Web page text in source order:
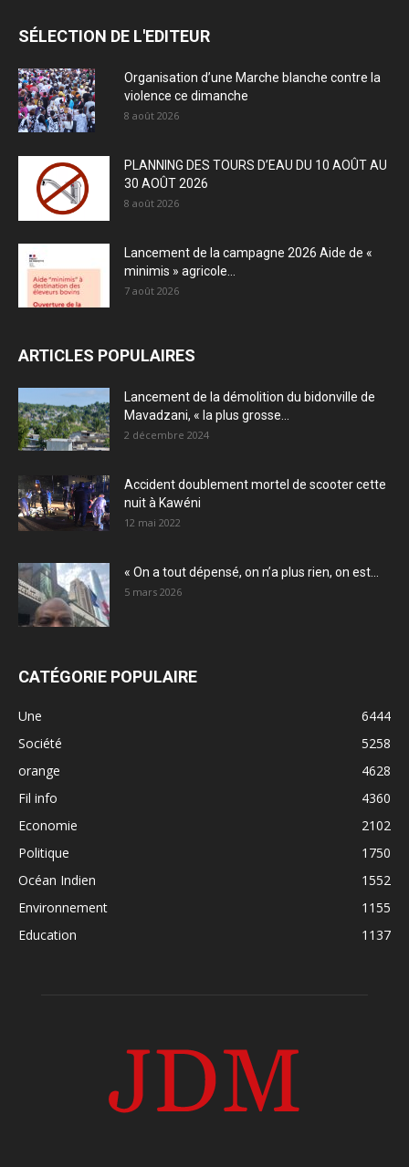
SÉLECTION DE L'EDITEUR
Organisation d’une Marche blanche contre la
violence ce dimanche
8 août 2026
PLANNING DES TOURS D’EAU DU 10 AOÛT AU
30 AOÛT 2026
8 août 2026
Lancement de la campagne 2026 Aide de «
minimis » agricole...
7 août 2026
ARTICLES POPULAIRES
Lancement de la démolition du bidonville de
Mavadzani, « la plus grosse...
2 décembre 2024
Accident doublement mortel de scooter cette
nuit à Kawéni
12 mai 2022
« On a tout dépensé, on n’a plus rien, on est...
5 mars 2026
CATÉGORIE POPULAIRE
Une
6444
Société
5258
orange
4628
Fil info
4360
Economie
2102
Politique
1750
Océan Indien
1552
Environnement
1155
Education
1137